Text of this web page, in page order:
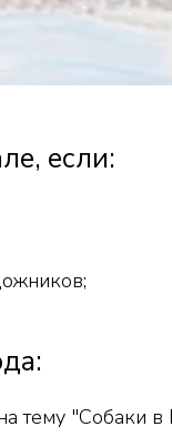
если:
тему "Собаки